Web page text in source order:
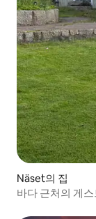
Näset의 집
바다 근처의 게